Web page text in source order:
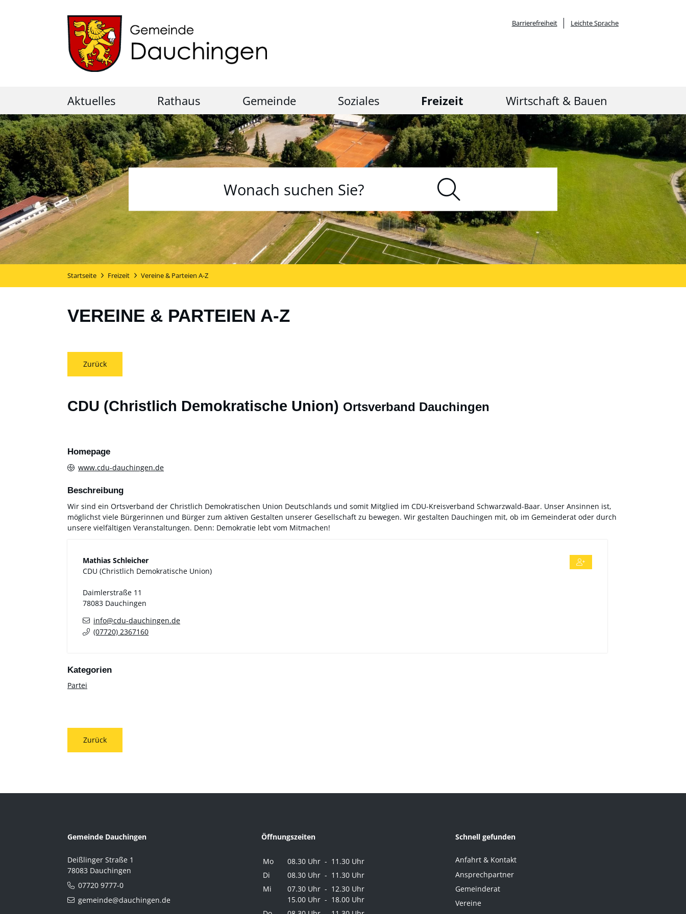
Barrierefreiheit Leichte Sprache
Aktuelles Rathaus Gemeinde Soziales Freizeit Wirtschaft & Bauen
Startseite Freizeit Vereine & Parteien A-Z
VEREINE & PARTEIEN A-Z
Zurück
CDU (Christlich Demokratische Union) Ortsverband Dauchingen
Homepage
www.cdu-dauchingen.de
Mathias Schleicher
CDU (Christlich Demokratische Union)
Daimlerstraße 11
78083 Dauchingen
info@cdu-dauchingen.de
(07720) 2367160
Beschreibung
Wir sind ein Ortsverband der Christlich Demokratischen Union Deutschlands und somit Mitglied im CDU-Kreisverband Schwarzwald-Baar. Unser Ansinnen ist,
möglichst viele Bürgerinnen und Bürger zum aktiven Gestalten unserer Gesellschaft zu bewegen. Wir gestalten Dauchingen mit, ob im Gemeinderat oder durch
unsere vielfältigen Veranstaltungen. Denn: Demokratie lebt vom Mitmachen!
Partei
Zurück
Gemeinde Dauchingen
Deißlinger Straße 1
78083 Dauchingen
07720 9777-0
gemeinde@dauchingen.de
Öffnungszeiten
Mo
08.30 Uhr - 11.30 Uhr
Di
08.30 Uhr - 11.30 Uhr
Mi
07.30 Uhr - 12.30 Uhr
15.00 Uhr - 18.00 Uhr
Schnell gefunden
Anfahrt & Kontakt
Ansprechpartner
Gemeinderat
Vereine